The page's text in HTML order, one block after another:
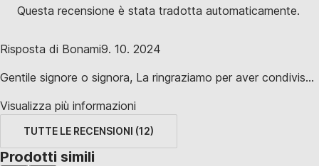
Questa recensione è stata tradotta automaticamente.
Risposta di Bonami9. 10. 2024
Gentile signore o signora, La ringraziamo per aver condivis...
Visualizza più informazioni
TUTTE LE RECENSIONI (12)
Prodotti simili